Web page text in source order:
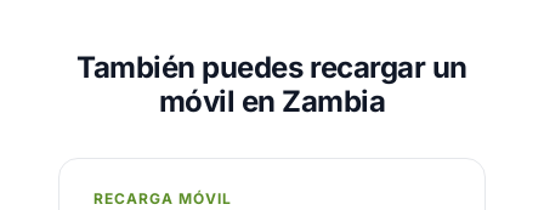
También puedes recargar un
móvil en Zambia
RECARGA MÓVIL